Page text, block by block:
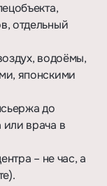
отдельный
водоёмы,
японскими
до
врача в
– не час, а